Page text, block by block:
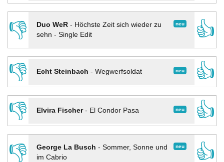
👎
neu
Duo WeR- Höchste Zeit sich wieder zu
sehn - Single Edit
👍
👎
neu
Echt Steinbach - Wegwerfsoldat
👍
👎
neu
Elvira Fischer- El Condor Pasa
👍
👎
neu
George La Busch - Sommer, Sonne und
im Cabrio
👍